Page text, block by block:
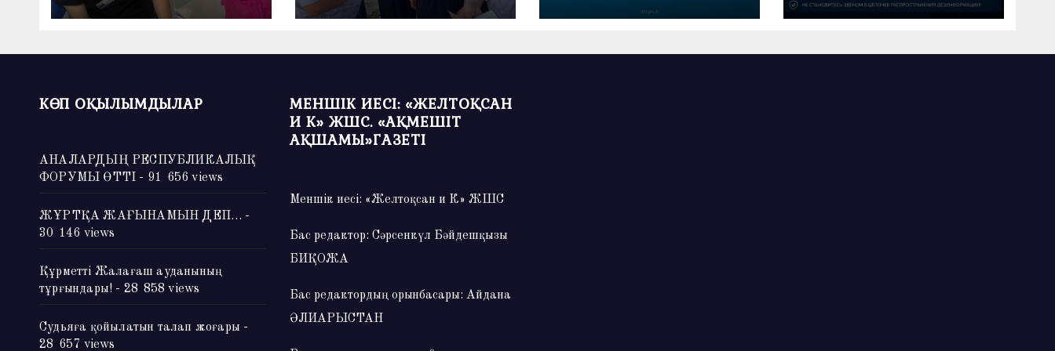
өнімдерін тұтыну көлемі
распространении
электоральной кампании
КӨП ОҚЫЛЫМДЫЛАР
АНАЛАРДЫҢ РЕСПУБЛИКАЛЫҚ
ФОРУМЫ ӨТТІ - 91 656 views
ЖҰРТҚА ЖАҒЫНАМЫН ДЕП… -
30 146 views
Құрметті Жалағаш ауданының
тұрғындары! - 28 858 views
Судьяға қойылатын талап жоғары -
28 657 views
МЕНШІК ИЕСІ: «ЖЕЛТОҚСАН
И К» ЖШС. «АҚМЕШІТ
АҚШАМЫ»ГАЗЕТІ
Меншік иесі: «Желтоқсан и К» ЖШС
Бас редактор: Сәрсенкүл Бәйдешқызы
БИҚОЖА
Бас редактордың орынбасары: Айдана
ӘЛИАРЫСТАН